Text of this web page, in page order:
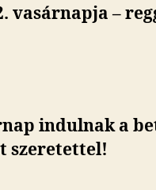
vasárnapja –
indulnak a
szeretettel!